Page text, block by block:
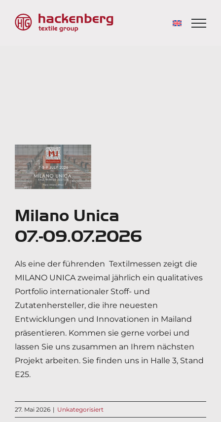
Zeige
grösseres
Bild
Milano Unica
07.-09.07.2026
Als eine der führenden Textilmessen zeigt die
MILANO UNICA zweimal jährlich ein qualitatives
Portfolio internationaler Stoff- und
Zutatenhersteller, die ihre neuesten
Entwicklungen und Innovationen in Mailand
präsentieren. Kommen sie gerne vorbei und
lassen Sie uns zusammen an Ihrem nächsten
Projekt arbeiten. Sie finden uns in Halle 3, Stand
E25.
27. Mai 2026 | Unkategorisiert